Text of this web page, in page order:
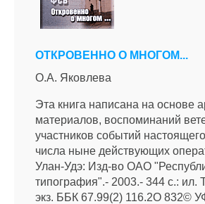
ОТКРОВЕННО О МНОГОМ...
О.А. Яковлева
Эта книга написана на основе
материалов, воспоминаний
участников событий
числа ныне действующих
Улан-Удэ: Изд-во ОАО
типография".- 2003.- 344 с.: ил.
экз. ББК 67.99(2) 116.2О 832©